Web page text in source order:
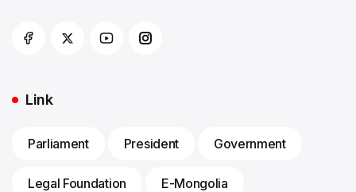
Link
Parliament President Government
Legal Foundation E-Mongolia